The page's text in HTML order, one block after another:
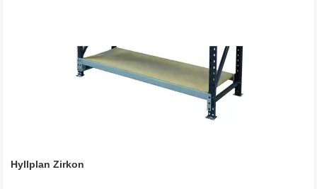
Hyllplan Zirkon